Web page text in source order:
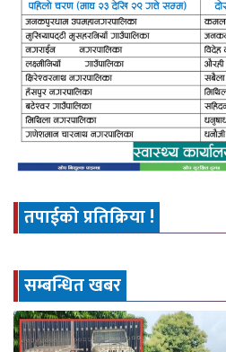
तपाईको प्रतिक्रिया !
सम्बन्धित खबर